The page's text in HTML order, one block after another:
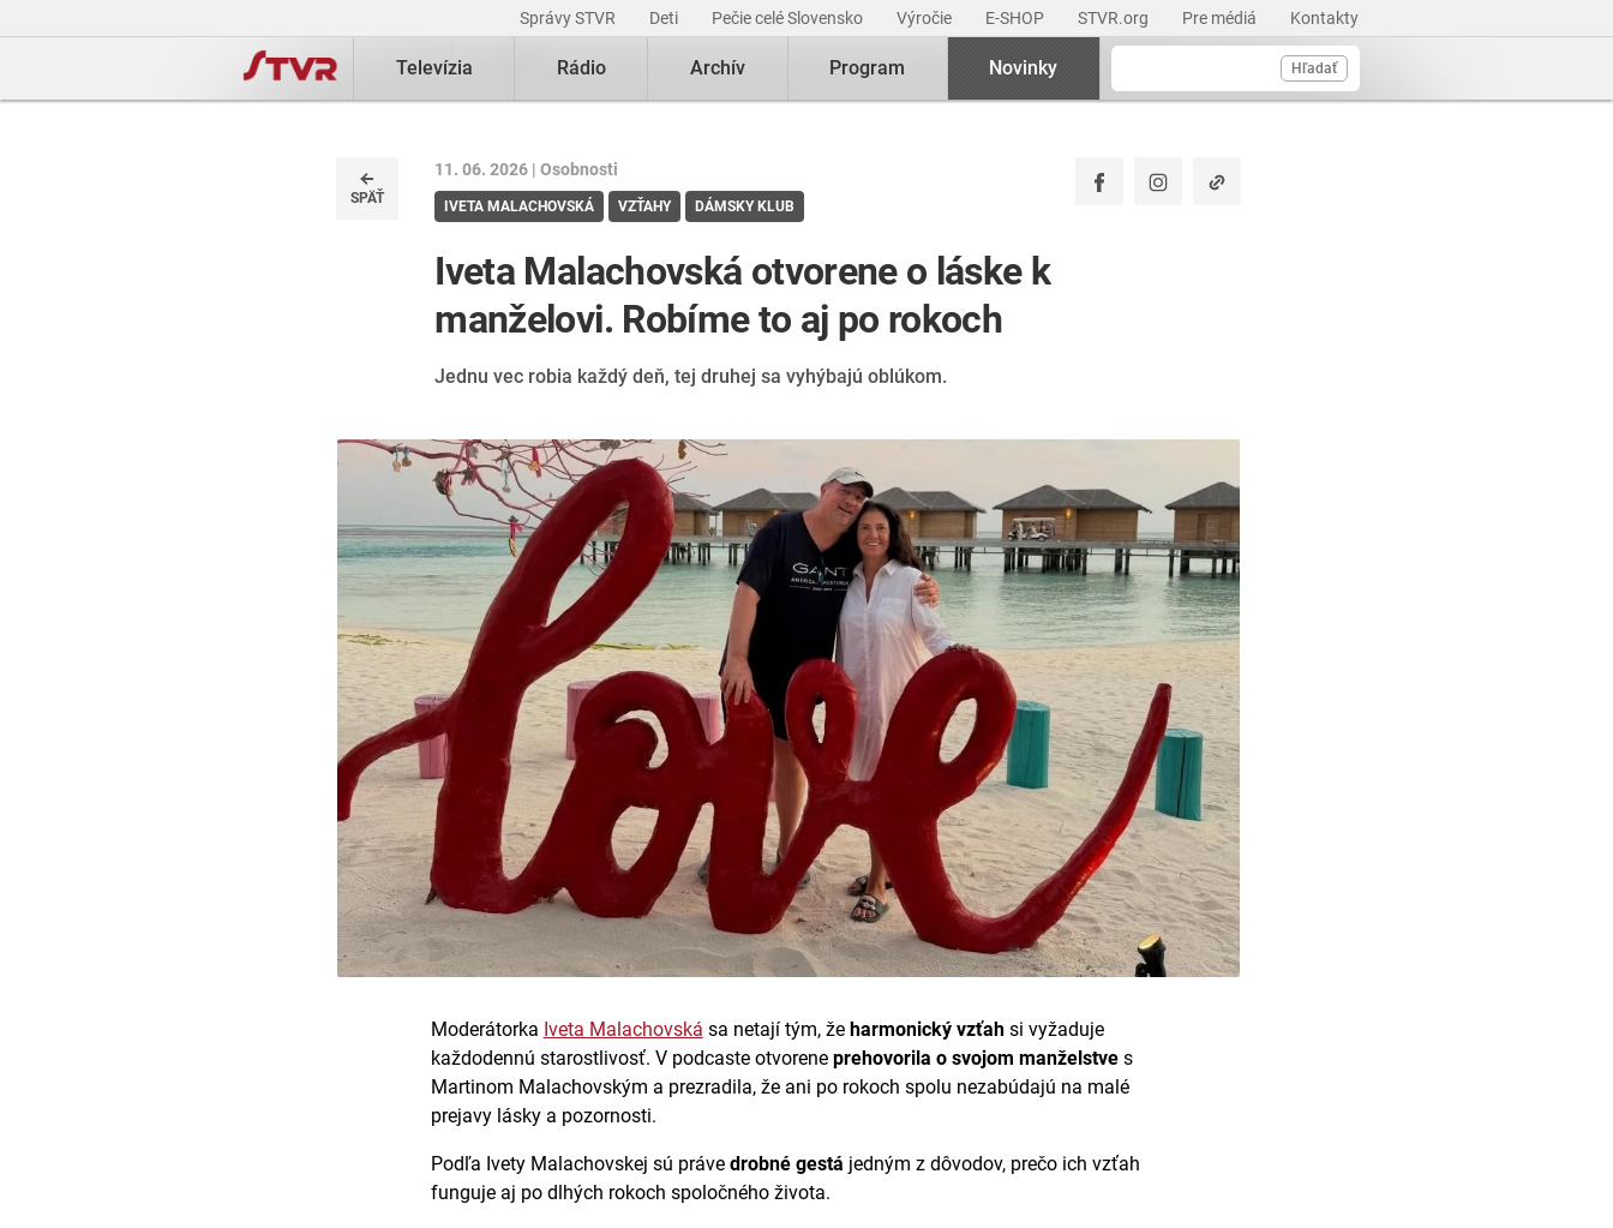
Správy STVR Deti Pečie celé Slovensko Výročie E-SHOP STVR.org Pre médiá Kontakty
Hľadať
Televízia Rádio Archív Program Novinky
SPÄŤ
11. 06. 2026 |Osobnosti
IVETA MALACHOVSKÁ VZŤAHY DÁMSKY KLUB
Iveta Malachovská otvorene o láske k
manželovi. Robíme to aj po rokoch
Jednu vec robia každý deň, tej druhej sa vyhýbajú oblúkom.
Moderátorka Iveta Malachovská sa netají tým, že harmonický vzťahsi vyžaduje
každodennú starostlivosť. V podcaste otvorene prehovorila o svojom manželstves
Martinom Malachovským a prezradila, že ani po rokoch spolu nezabúdajú na malé
prejavy lásky a pozornosti.
Podľa Ivety Malachovskej sú práve drobné gestá jedným z dôvodov, prečo ich vzťah
funguje aj po dlhých rokoch spoločného života.